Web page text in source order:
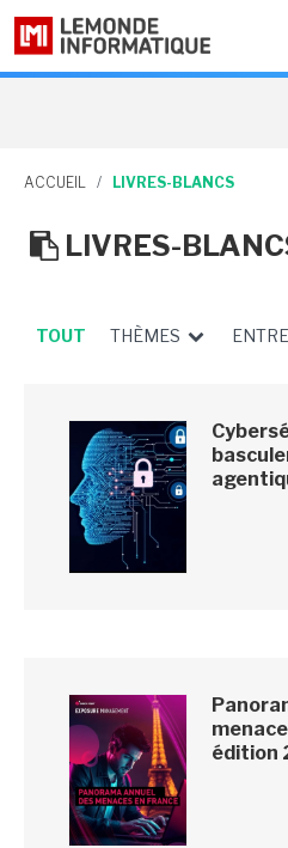
ACCUEIL / LIVRES-BLANCS
LIVRES-
TOUT THÈMES
édition